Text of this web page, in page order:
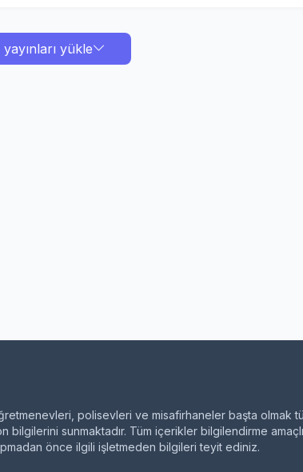
yükle
polisevleri ve misafirhaneler başta olmak
sunmaktadır. Tüm içerikler bilgilendirme amaçlı
önce ilgili işletmeden bilgileri teyit ediniz.